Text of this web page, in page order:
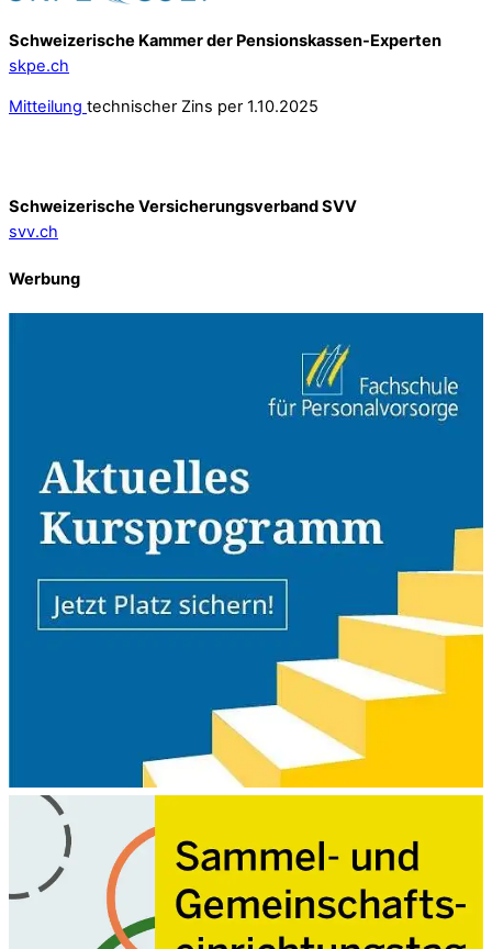
Schweizerische Kammer der Pensionskassen-Experten
skpe.ch
Mitteilung technischer Zins per 1.10.2025
Schweizerische Versicherungsverband SVV
svv.ch
Werbung